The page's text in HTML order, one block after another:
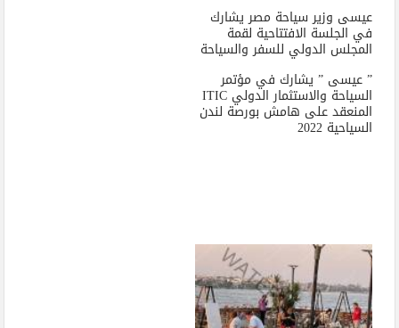
عيسى وزير سياحة مصر يشارك
في الجلسة الافتتاحية لقمة
المجلس الدولي للسفر والسياحة
” عيسى ” يشارك في مؤتمر
السياحة والاستثمار الدولي ITIC
المنعقد على هامش بورصة لندن
السياحية 2022